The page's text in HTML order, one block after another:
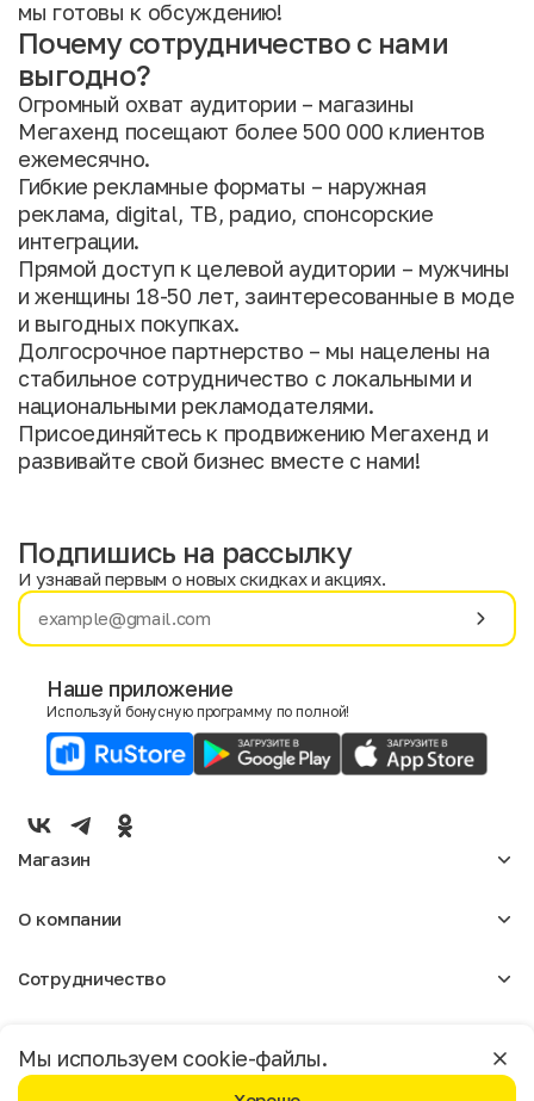
мы готовы к обсуждению!
Почему сотрудничество с нами
выгодно?
Огромный охват аудитории – магазины
Мегахенд посещают более 500 000 клиентов
ежемесячно.
Гибкие рекламные форматы – наружная
реклама, digital, ТВ, радио, спонсорские
интеграции.
Прямой доступ к целевой аудитории – мужчины
и женщины 18-50 лет, заинтересованные в моде
и выгодных покупках.
Долгосрочное партнерство – мы нацелены на
стабильное сотрудничество с локальными и
национальными рекламодателями.
Присоединяйтесь к продвижению Мегахенд и
развивайте свой бизнес вместе с нами!
Имя
E-mail
Мужской
Мы используем cookie-файлы.
Москва
Подпишись на рассылку
И узнавай первым о новых скидках и акциях.
Наше приложение
Используй бонусную программу по полной!
Магазин
Мужское
О компании
Отзывы
Магазины
Сотрудничество
Реклама
Доставка и оплата
Бонусная программа